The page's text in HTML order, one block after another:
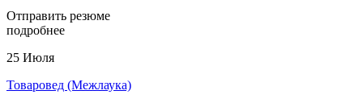
Отправить резюме
подробнее
25 Июля
Товаровед (Межлаука)